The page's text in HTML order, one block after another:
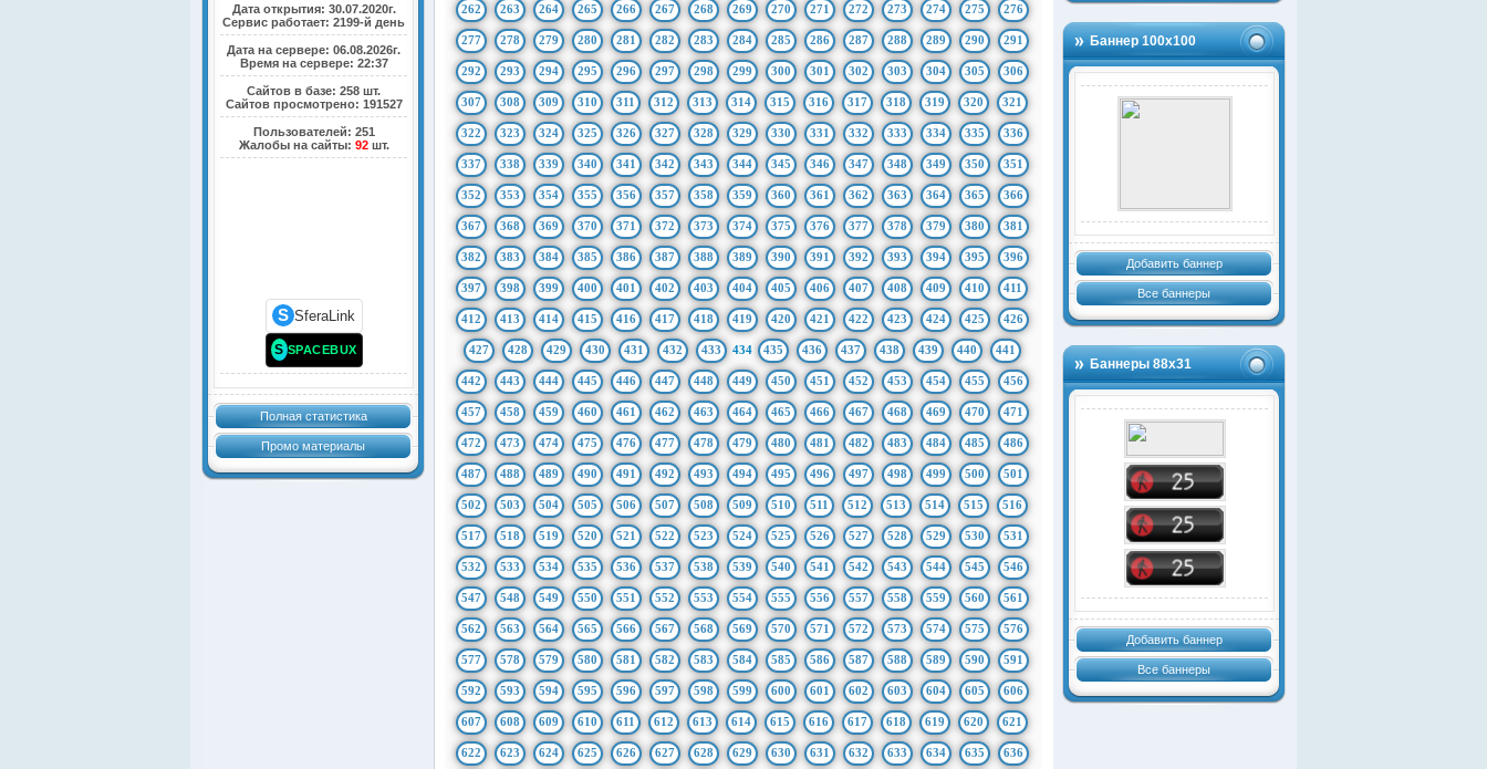
Дата открытия: 30.07.2020г.
Сервис работает: 2199-й день
Дата на сервере: 06.08.2026г.
Время на сервере: 22:37
Сайтов в базе: 258 шт.
Сайтов просмотрено: 191527
Пользователей: 251
Жалобы на сайты: 92шт.
S SferaLink
S SPACEBUX
Полная статистика
Промо материалы
Баннер 100х100
Добавить баннер
Все баннеры
Баннеры 88х31
Добавить баннер
Все баннеры
262 263 264 265 266 267 268 269 270 271 272 273 274 275 276
277 278 279 280 281 282 283 284 285 286 287 288 289 290 291
292 293 294 295 296 297 298 299 300 301 302 303 304 305 306
307 308 309 310 311 312 313 314 315 316 317 318 319 320 321
322 323 324 325 326 327 328 329 330 331 332 333 334 335 336
337 338 339 340 341 342 343 344 345 346 347 348 349 350 351
352 353 354 355 356 357 358 359 360 361 362 363 364 365 366
367 368 369 370 371 372 373 374 375 376 377 378 379 380 381
382 383 384 385 386 387 388 389 390 391 392 393 394 395 396
397 398 399 400 401 402 403 404 405 406 407 408 409 410 411
412 413 414 415 416 417 418 419 420 421 422 423 424 425 426
427 428 429 430 431 432 433 434 435 436 437 438 439 440 441
442 443 444 445 446 447 448 449 450 451 452 453 454 455 456
457 458 459 460 461 462 463 464 465 466 467 468 469 470 471
472 473 474 475 476 477 478 479 480 481 482 483 484 485 486
487 488 489 490 491 492 493 494 495 496 497 498 499 500 501
502 503 504 505 506 507 508 509 510 511 512 513 514 515 516
517 518 519 520 521 522 523 524 525 526 527 528 529 530 531
532 533 534 535 536 537 538 539 540 541 542 543 544 545 546
547 548 549 550 551 552 553 554 555 556 557 558 559 560 561
562 563 564 565 566 567 568 569 570 571 572 573 574 575 576
577 578 579 580 581 582 583 584 585 586 587 588 589 590 591
592 593 594 595 596 597 598 599 600 601 602 603 604 605 606
607 608 609 610 611 612 613 614 615 616 617 618 619 620 621
622 623 624 625 626 627 628 629 630 631 632 633 634 635 636